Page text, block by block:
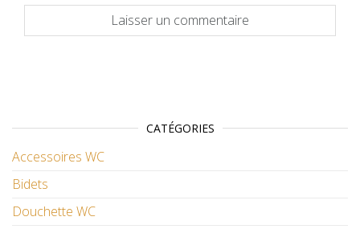
CATÉGORIES
Accessoires WC
Bidets
Douchette WC